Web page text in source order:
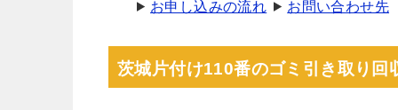
お申し込みの流れ お問い合わせ先
茨城片付け110番のゴミ引き取り回